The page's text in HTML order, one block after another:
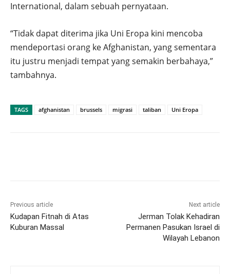
International, dalam sebuah pernyataan.
“Tidak dapat diterima jika Uni Eropa kini mencoba
mendeportasi orang ke Afghanistan, yang sementara
itu justru menjadi tempat yang semakin berbahaya,”
tambahnya.
TAGS afghanistan brussels migrasi taliban Uni Eropa
Previous article
Kudapan Fitnah di Atas
Kuburan Massal
Next article
Jerman Tolak Kehadiran
Permanen Pasukan Israel di
Wilayah Lebanon